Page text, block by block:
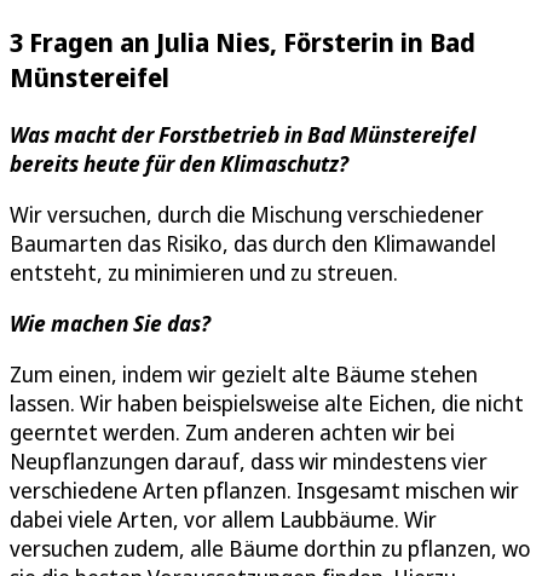
3 Fragen an Julia Nies, Försterin in Bad
Münstereifel
Was macht der Forstbetrieb in Bad Münstereifel
bereits heute für den Klimaschutz?
Wir versuchen, durch die Mischung verschiedener
Baumarten das Risiko, das durch den Klimawandel
entsteht, zu minimieren und zu streuen.
Wie machen Sie das?
Zum einen, indem wir gezielt alte Bäume stehen
lassen. Wir haben beispielsweise alte Eichen, die nicht
geerntet werden. Zum anderen achten wir bei
Neupflanzungen darauf, dass wir mindestens vier
verschiedene Arten pflanzen. Insgesamt mischen wir
dabei viele Arten, vor allem Laubbäume. Wir
versuchen zudem, alle Bäume dorthin zu pflanzen, wo